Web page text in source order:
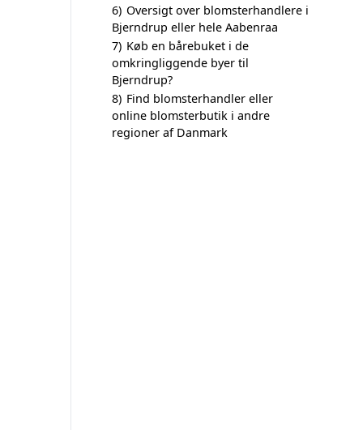
6) Oversigt over blomsterhandlere i
Bjerndrup eller hele Aabenraa
7) Køb en bårebuket i de
omkringliggende byer til
Bjerndrup?
8) Find blomsterhandler eller
online blomsterbutik i andre
regioner af Danmark